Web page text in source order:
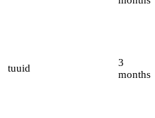
tuuid
3
months